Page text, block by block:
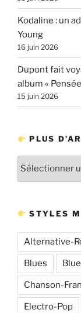
Kodaline : un
Young
16 juin 2026
Dupont fait
album «
15 juin 2026
PLUS
STYLES
Alternative-
Blues
Chanson-
Electro-Pop